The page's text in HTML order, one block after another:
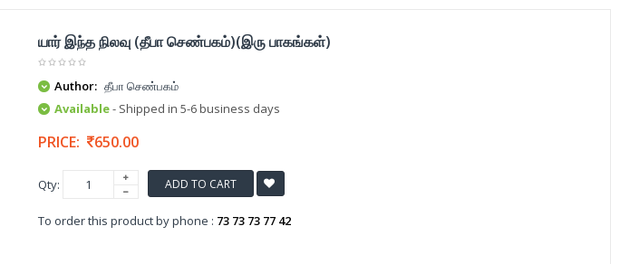
யார் இந்த நிலவு (தீபா செண்பகம்)(இரு பாகங்கள்)
Author: தீபா செண்பகம்
Available- Shipped in 5-6 business days
PRICE: 650.00
Qty: ADD TO CART
To order this product by phone : 73 73 73 77 42